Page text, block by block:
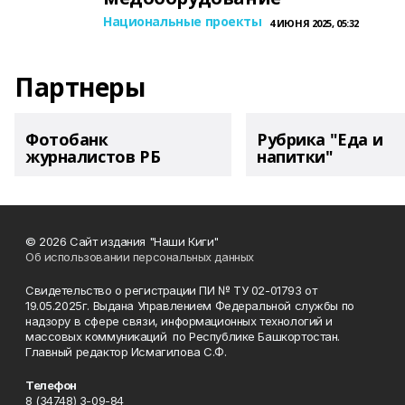
Национальные проекты 4 ИЮНЯ 2025, 05:32
Партнеры
Фотобанк
журналистов РБ
Рубрика "Еда и
напитки"
© 2026 Сайт издания "Наши Киги"
Об использовании персональных данных
Свидетельство о регистрации ПИ № ТУ 02-01793 от
19.05.2025г. Выдана Управлением Федеральной службы по
надзору в сфере связи, информационных технологий и
массовых коммуникаций по Республике Башкортостан.
Главный редактор Исмагилова С.Ф.
Телефон
8 (34748) 3-09-84